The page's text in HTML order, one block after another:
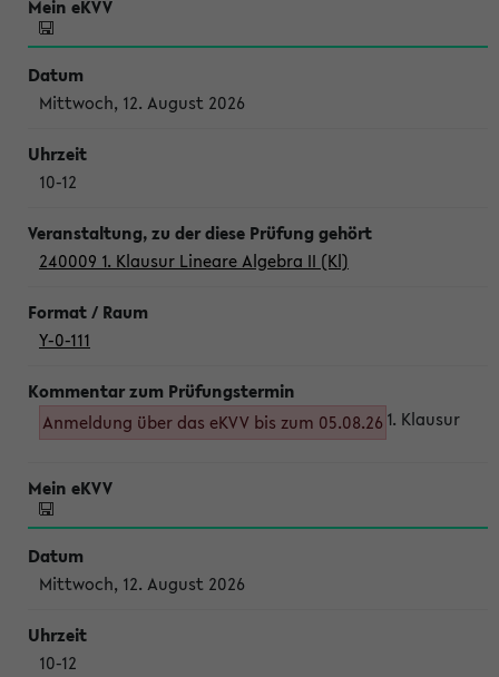
Mittwoch, 12. August 2026
10-12
240009 1. Klausur Lineare Algebra II (Kl)
Y-0-111
Anmeldung über das eKVV bis zum 05.08.26 1. Klausur
Mittwoch, 12. August 2026
10-12